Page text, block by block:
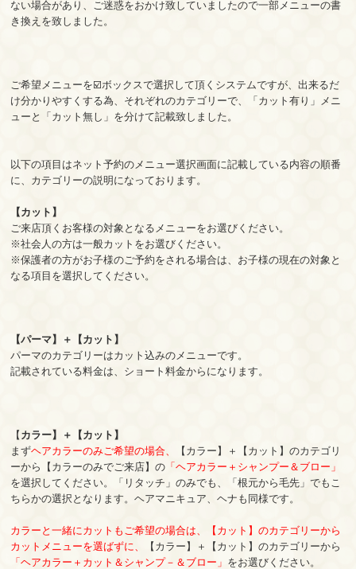
ない場合があり、ご迷惑をおかけ致していましたので一部メニューの書
き換えを致しました。
ご希望メニューを☑️ボックスで選択して頂くシステムですが、出来るだ
け分かりやすくする為、それぞれのカテゴリーで、「カット有り」メニ
ューと「カット無し」を分けて記載致しました。
以下の項目はネット予約のメニュー選択画面に記載している内容の順番
に、カテゴリーの説明になっております。
【カット】
ご来店頂くお客様の対象となるメニューをお選びください。
※社会人の方は一般カットをお選びください。
※保護者の方がお子様のご予約をされる場合は、お子様の現在の対象と
なる項目を選択してください。
【パーマ】＋【カット】
パーマのカテゴリーはカット込みのメニューです。
記載されている料金は、ショート料金からになります。
【 カラー】＋【カット】
まずヘアカラーのみご希望の場合、
【カラー】＋【カット】のカテゴリ
ーから【カラーのみでご来店】の 「ヘアカラー＋シャンプー＆ブロー」
を選択してください。「リタッチ」のみでも、「根元から毛先」でもこ
ちらかの選択となります。ヘアマニキュア、ヘナも同様です。
カラーと一緒にカットもご希望の場合は、【カット】のカテゴリーから
カットメニューを選ばずに、
【カラー】＋【カット】のカテゴリーから
「ヘアカラー＋カット＆シャンプ－＆ブロー」 をお選びください。